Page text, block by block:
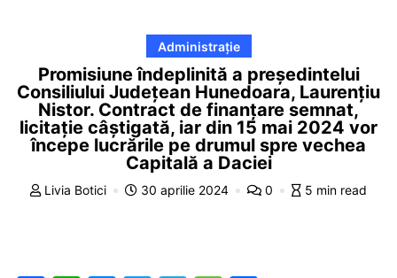
Administrație
Promisiune îndeplinită a președintelui
Consiliului Județean Hunedoara, Laurențiu
Nistor. Contract de finanțare semnat,
licitație câștigată, iar din 15 mai 2024 vor
începe lucrările pe drumul spre vechea
Capitală a Daciei
Livia Botici 30 aprilie 2024 0 5 min read